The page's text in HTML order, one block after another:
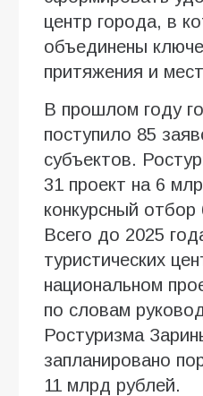
центр города, в
объединены
притяжения и
В прошлом году
поступило 85
субъектов.
31 проект на 6
конкурсный
Всего до 2025
туристических
национальном
по словам
Ростуризма
запланировано
11 млрд рублей.